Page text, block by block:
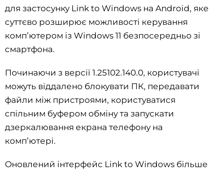
для застосунку Link to Windows на Android, яке
суттєво розширює можливості керування
комп’ютером із Windows 11 безпосередньо зі
смартфона.
Починаючи з версії 1.25102.140.0, користувачі
можуть віддалено блокувати ПК, передавати
файли між пристроями, користуватися
спільним буфером обміну та запускати
дзеркалювання екрана телефону на
комп’ютері.
Оновлений інтерфейс Link to Windows більше